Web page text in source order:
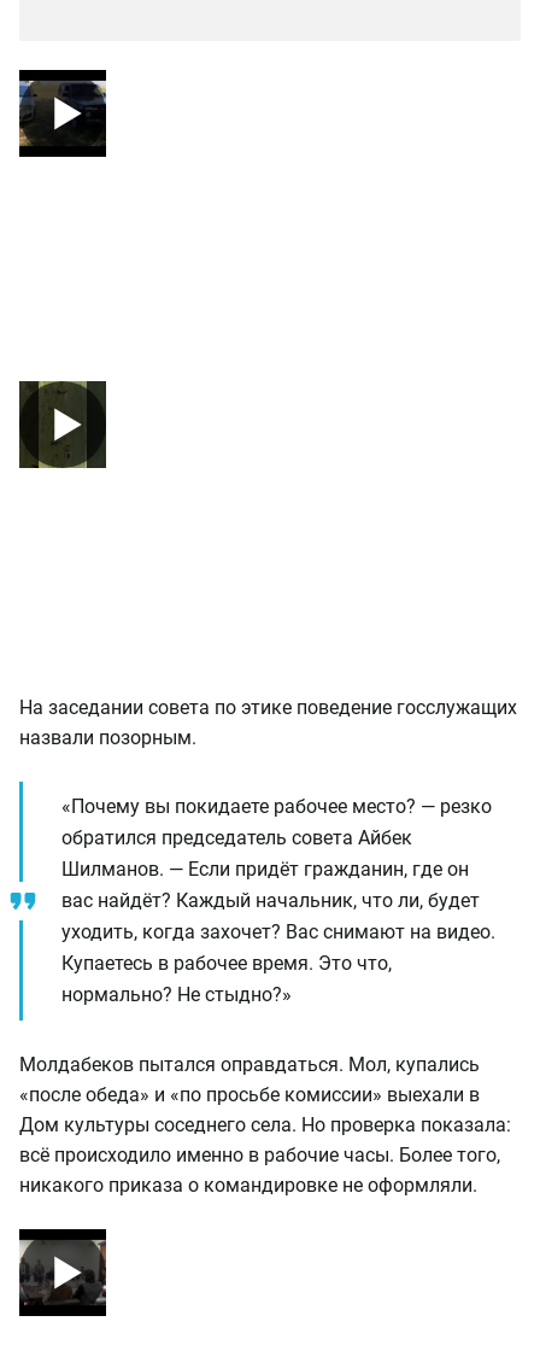
На заседании совета по этике поведение госслужащих
назвали позорным.
«Почему вы покидаете рабочее место? — резко
обратился председатель совета Айбек
Шилманов. — Если придёт гражданин, где он
вас найдёт? Каждый начальник, что ли, будет
уходить, когда захочет? Вас снимают на видео.
Купаетесь в рабочее время. Это что,
нормально? Не стыдно?»
Молдабеков пытался оправдаться. Мол, купались
«после обеда» и «по просьбе комиссии» выехали в
Дом культуры соседнего села. Но проверка показала:
всё происходило именно в рабочие часы. Более того,
никакого приказа о командировке не оформляли.